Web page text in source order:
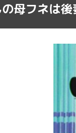
母フネは